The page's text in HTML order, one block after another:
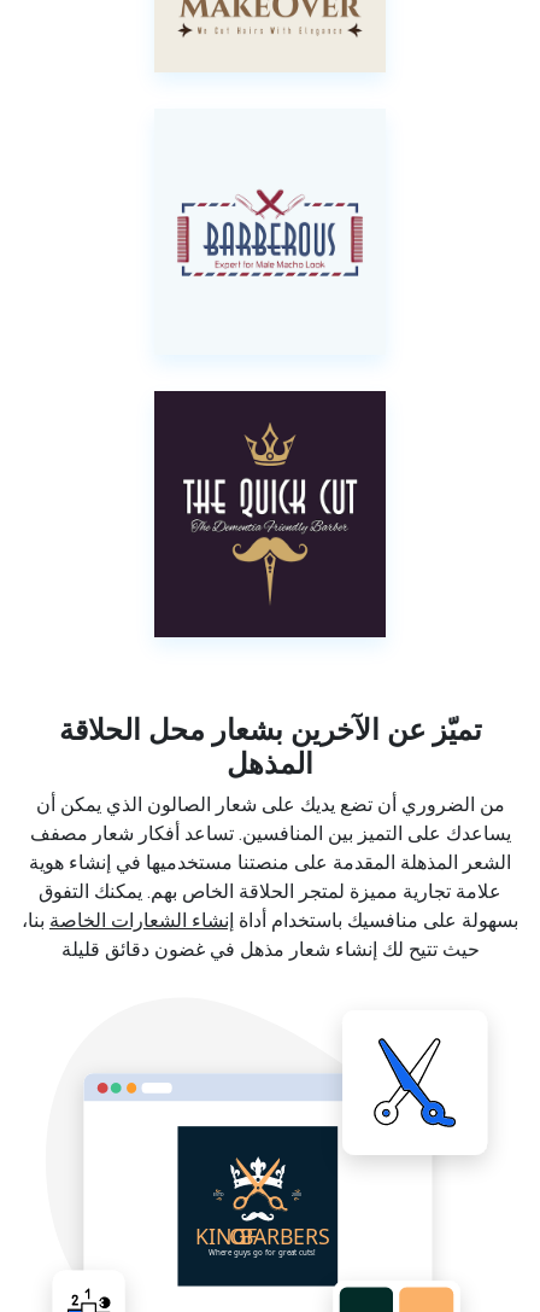
تميّز عن الآخرين بشعار محل الحلاقة
المذهل
من الضروري أن تضع يديك على شعار الصالون الذي يمكن أن
يساعدك على التميز بين المنافسين. تساعد أفكار شعار مصفف
الشعر المذهلة المقدمة على منصتنا مستخدميها في إنشاء هوية
علامة تجارية مميزة لمتجر الحلاقة الخاص بهم. يمكنك التفوق
بسهولة على منافسيك باستخدام أداة إنشاء الشعارات الخاصة بنا،
حيث تتيح لك إنشاء شعار مذهل في غضون دقائق قليلة